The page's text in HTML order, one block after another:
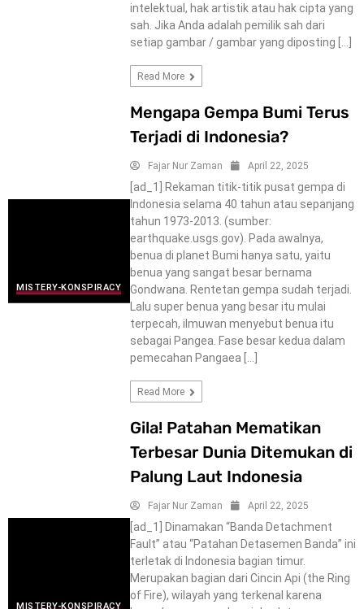
intelektual, hak artistik atau hak cipta yang
sah. Jika Anda adalah pemilik sah dari
setiap gambar / gambar yang diposting […]
Read More
MISTERY-KONSPIRACY
Mengapa Gempa Bumi Terus
Terjadi di Indonesia?
Fajar Nur Zaman April 22, 2025
[ad_1] Rekaman titik-titik pusat gempa di
Indonesia selama 40 tahun atau sepanjang
tahun 1973-2013. (sumber:
earthquake.usgs.gov). Pada awalnya,
benua di planet Bumi hanya satu, yaitu
benua yang sangat besar bernama
Gondwana. Rentetan gempa sudah terjadi.
Lalu super benua yang besar itu mulai
terpecah, ilmuwan menyebut benua itu
sebagai Pangea. Fase besar kedua dalam
pemecahan Pangaea […]
Read More
MISTERY-KONSPIRACY
Gila! Patahan Mematikan
Terbesar Dunia Ditemukan di
Palung Laut Indonesia
Fajar Nur Zaman April 22, 2025
[ad_1] Dinamakan “Banda Detachment
Fault” atau “Patahan Detasemen Banda” ini
terletak di Indonesia bagian timur.
Merupakan bagian dari Cincin Api (the Ring
of Fire), wilayah yang terkenal karena